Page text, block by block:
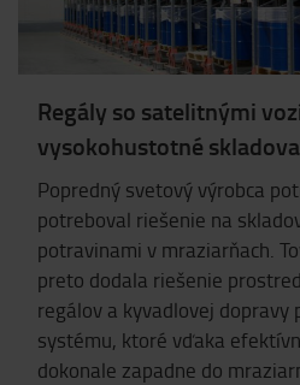
Regály so satelitnými
vysokohustotné
Popredný svetový výrobca
potreboval riešenie na
potravinami v mraziarňach.
preto dodala riešenie
regálov a kyvadlovej dopravy
systému, ktoré vďaka
dokonale zapadne do